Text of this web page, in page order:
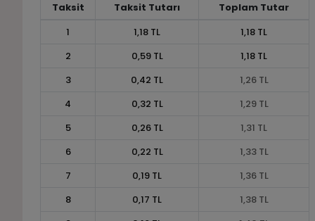
Taksit Taksit Tutarı
Toplam Tutar
1
1,18 TL
1,18 TL
2
0,59 TL
1,18 TL
3
0,42 TL
1,26 TL
4
0,32 TL
1,29 TL
5
0,26 TL
1,31 TL
6
0,22 TL
1,33 TL
7
0,19 TL
1,36 TL
8
0,17 TL
1,38 TL